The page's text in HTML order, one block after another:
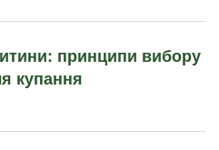
принципи вибору
купання